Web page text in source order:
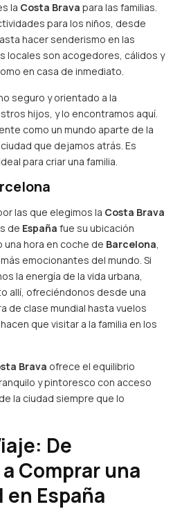
la Costa Brava para las familias.
para los niños, desde
hacer senderismo en las
locales son acogedores, cálidos y
en casa de inmediato.
seguro y orientado a la
hijos, y lo encontramos aquí.
como un mundo aparte de la
que dejamos atrás. Es
para criar una familia.
las que elegimos la Costa Brava
de España fue su ubicación
hora en coche de Barcelona,
emocionantes del mundo. Si
la energía de la vida urbana,
allí, ofreciéndonos desde una
de clase mundial hasta vuelos
que visitar a la familia en los
Brava ofrece el equilibrio
y pintoresco con acceso
la ciudad siempre que lo
De
Comprar una
en España